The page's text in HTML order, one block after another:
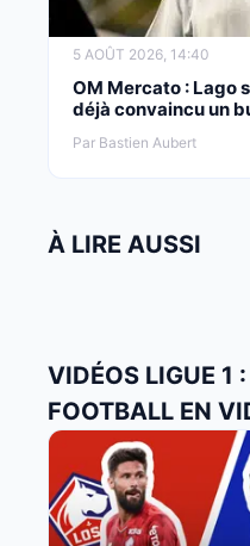
5 AOÛT 2026, 14:40
OM Mercato : Lago
déjà convaincu un
Par Bastien Aubert
À LIRE AUSSI
VIDÉOS LIGUE 1
FOOTBALL EN